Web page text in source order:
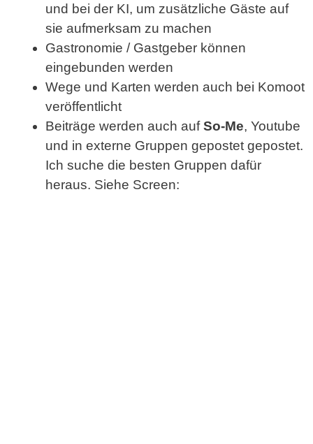
und bei der KI, um zusätzliche Gäste auf
sie aufmerksam zu machen
Gastronomie / Gastgeber können
eingebunden werden
Wege und Karten werden auch bei Komoot
veröffentlicht
Beiträge werden auch aufSo-Me, Youtube
und in externe Gruppen gepostet gepostet.
Ich suche die besten Gruppen dafür
heraus. Siehe Screen: